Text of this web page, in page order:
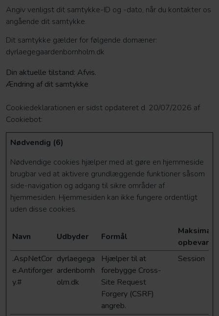
Angiv venligst dit samtykke-ID og -dato, når du kontakter os
angående dit samtykke.
Dit samtykke gælder for følgende domæner:
dyrlaegegaardenbornholm.dk
Din aktuelle tilstand: Afvis.
Ændring af dit samtykke
Cookiedeklarationen er sidst opdateret d. 20/07/2026 af
Cookiebot:
Nødvendig (6)
Nødvendige cookies hjælper med at gøre en hjemmeside
brugbar ved at aktivere grundlæggende funktioner såsom
side-navigation og adgang til sikre områder af
hjemmesiden. Hjemmesiden kan ikke fungere ordentligt
uden disse cookies.
Navn Udbyder Formål
Maksimal
.AspNetCor
e.Antiforger
y.#
dyrlaegega
ardenbornh
olm.dk
Hjælper til at
forebygge Cross-
Site Request
Forgery (CSRF)
angreb.
Session